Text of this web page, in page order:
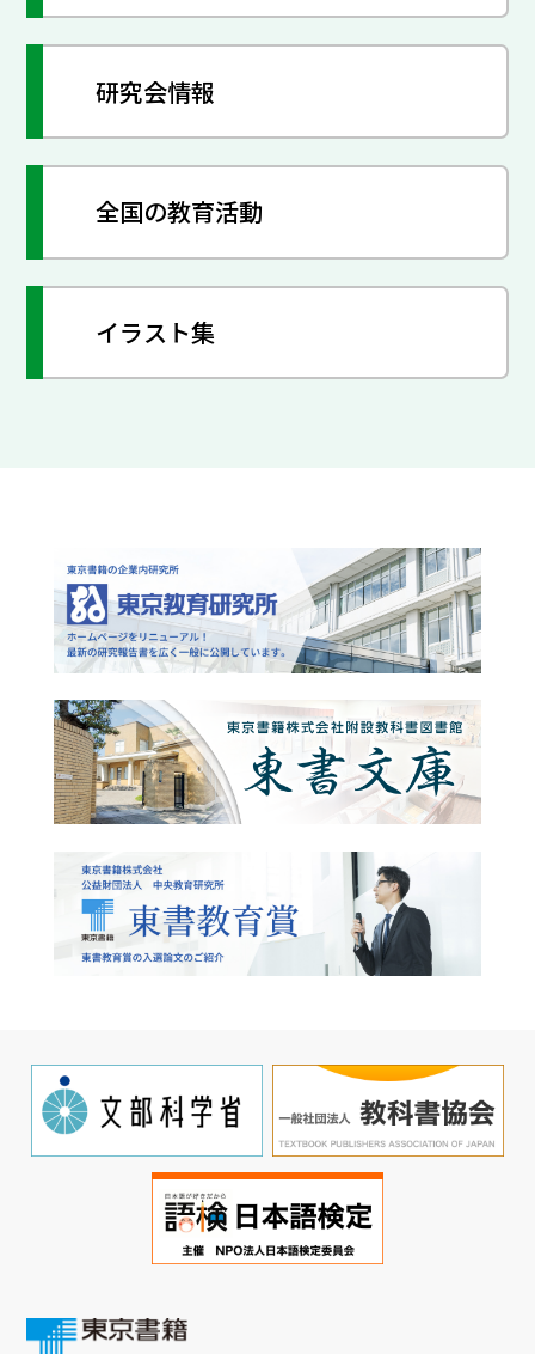
研究会情報
全国の教育活動
イラスト集